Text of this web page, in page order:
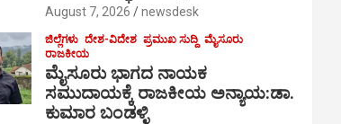
August 7, 2026 newsdesk
ಜಿಲ್ಲೆಗಳು ದೇಶ-ವಿದೇಶ ಪ್ರಮುಖ ಸುದ್ದಿ ಮೈಸೂರು
ರಾಜಕೀಯ
ಮೈಸೂರು ಭಾಗದ ನಾಯಕ
ಸಮುದಾಯಕ್ಕೆ ರಾಜಕೀಯ ಅನ್ಯಾಯ:ಡಾ.
ಕುಮಾರ ಬಂಡಳ್ಳಿ